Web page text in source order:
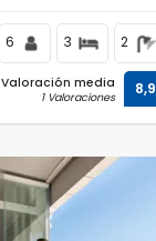
6 3 2
Valoración media
1 Valoraciones 8,9